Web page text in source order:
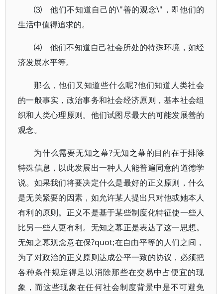
⑶ 他们不知道自己的\"善的观念\"，即他们的
生活中值得追求的。
⑷ 他们不知道自己社会所处的特殊环境，如经
济发展水平等。
那么，他们又知道些什么呢?他们知道人类社会
的一般事实，政治事务和社会经济原则，基本社会组
织和人类心理原则。他们试图尽最大的可能发展善的
观念。
为什么需要无知之幕?无知之幕的目的在于排除
特殊信息，以此发展出一种人人能普遍同意的道德学
说。如果我们将要决定什么是最好的正义原则，什么
是无关紧要的因素，如允许某人提出只对他或她本人
有利的原则。正义不是基于某些制度化特征使一些人
比另一些人更有利。无知之幕正是表达了这一思想。
无知之幕观念意在保?quot;在自由平等的人们之间，
为了对政治的正义原则达成公平一致的协议，必须把
各种条件规定得足以消除那些在交易中占便宜的现
象，而这些现象在任何社会制度背景中是不可避免